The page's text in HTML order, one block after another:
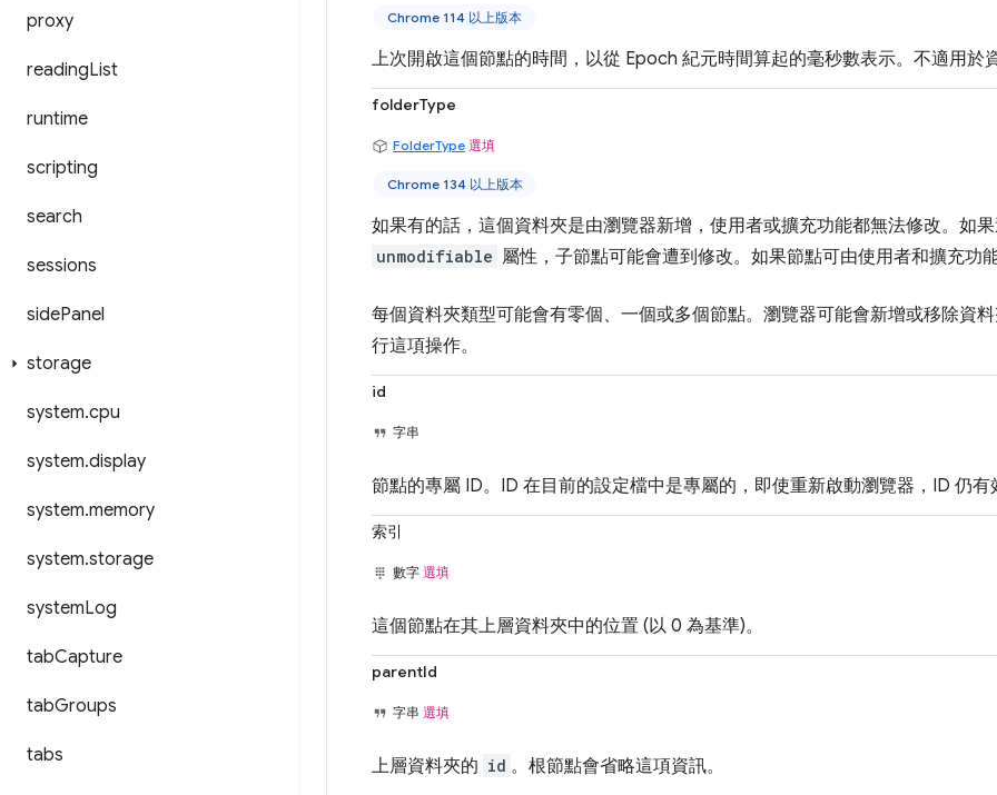
proxy
readingList
runtime
scripting
search
sessions
sidePanel
storage
system.cpu
system.display
system.memory
system.storage
systemLog
tabCapture
tabGroups
tabs
Chrome 114 以上版本
上次開啟這個節點的時間，以從 Epoch 紀元時間算起的毫秒數表示。不適用於資
folderType
FolderType 選填
Chrome 134 以上版本
如果有的話，這個資料夾是由瀏覽器新增，使用者或擴充功能都無法修改。如
unmodifiable 屬性，子節點可能會遭到修改。如果節點可由使用者和擴充功
每個資料夾類型可能會有零個、一個或多個節點。瀏覽器可能會新增或移除資
行這項操作。
id
字串
節點的專屬 ID。ID 在目前的設定檔中是專屬的，即使重新啟動瀏覽器，ID 仍有
索引
數字 選填
這個節點在其上層資料夾中的位置 (以 0 為基準)。
parentId
字串 選填
上層資料夾的 id 。根節點會省略這項資訊。